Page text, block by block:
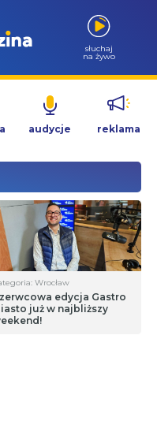
słuchaj
na żywo
audycje reklama
Wrocław
edycja Gastro
już w najbliższy